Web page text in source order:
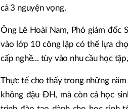
cả 3 nguyện vọng.
Ông Lê Hoài Nam, Phó giám đốc
vào lớp 10 công lập có thể lựa
cấp nghề... tùy vào nhu cầu học
Thực tế cho thấy trong những
không đậu ĐH, mà còn cả học